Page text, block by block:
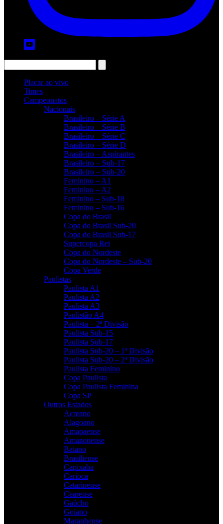
Placar ao vivo
Times
Campeonatos
Nacionais
Brasileiro – Série A
Brasileiro – Série B
Brasileiro – Série C
Brasileiro – Série D
Brasileiro – Aspirantes
Brasileiro – Sub-17
Brasileiro – Sub-20
Feminino – A1
Feminino – A2
Feminino – Sub-18
Feminino – Sub-16
Copa do Brasil
Copa do Brasil Sub-20
Copa do Brasil Sub-17
Supercopa Rei
Copa do Nordeste
Copa do Nordeste – Sub-20
Copa Verde
Paulistas
Paulista A1
Paulista A2
Paulista A3
Paulistão A4
Paulista – 2ª Divisão
Paulista Sub-15
Paulista Sub-17
Paulista Sub-20 – 1ª Divisão
Paulista Sub-20 – 2ª Divisão
Paulista Feminino
Copa Paulista
Copa Paulista Feminina
Copa SP
Outros Estados
Acreano
Alagoano
Amapaense
Amazonense
Baiano
Brasiliense
Capixaba
Carioca
Catarinense
Cearense
Gaúcho
Goiano
Maranhense